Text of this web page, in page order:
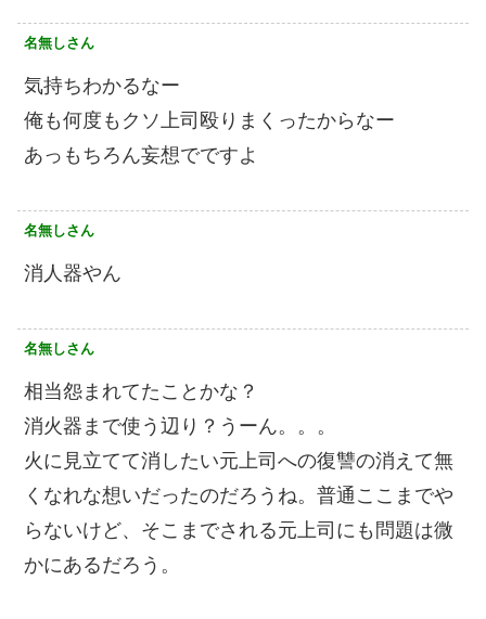
名無しさん
気持ちわかるなー
俺も何度もクソ上司殴りまくったからなー
あっもちろん妄想でですよ
名無しさん
消人器やん
名無しさん
相当怨まれてたことかな？
消火器まで使う辺り？うーん。。。
火に見立てて消したい元上司への復讐の消えて無
くなれな想いだったのだろうね。普通ここまでや
らないけど、そこまでされる元上司にも問題は微
かにあるだろう。